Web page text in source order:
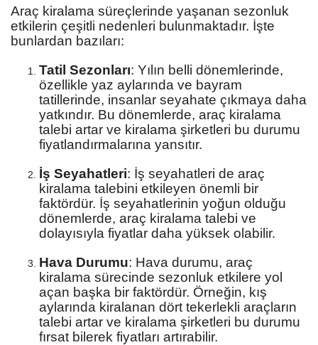
Araç kiralama süreçlerinde yaşanan sezonluk
etkilerin çeşitli nedenleri bulunmaktadır. İşte
bunlardan bazıları:
Tatil Sezonları: Yılın belli dönemlerinde,
özellikle yaz aylarında ve bayram
tatillerinde, insanlar seyahate çıkmaya daha
yatkındır. Bu dönemlerde, araç kiralama
talebi artar ve kiralama şirketleri bu durumu
fiyatlandırmalarına yansıtır.
İş Seyahatleri: İş seyahatleri de araç
kiralama talebini etkileyen önemli bir
faktördür. İş seyahatlerinin yoğun olduğu
dönemlerde, araç kiralama talebi ve
dolayısıyla fiyatlar daha yüksek olabilir.
Hava Durumu: Hava durumu, araç
kiralama sürecinde sezonluk etkilere yol
açan başka bir faktördür. Örneğin, kış
aylarında kiralanan dört tekerlekli araçların
talebi artar ve kiralama şirketleri bu durumu
fırsat bilerek fiyatları artırabilir.